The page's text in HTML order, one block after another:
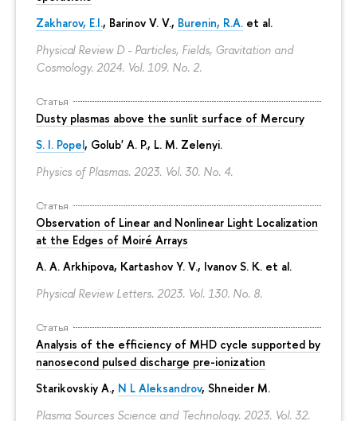
Zakharov, E.I., Barinov V. V., Burenin, R.A. et al.
Physical Review D - Particles, Fields, Gravitation and
Cosmology. 2024. Vol. 109. No. 2.
Статья
Dusty plasmas above the sunlit surface of Mercury
S. I. Popel, Golub' A. P., L. M. Zelenyi.
Physics of Plasmas. 2023. Vol. 30. No. 4.
Статья
Observation of Linear and Nonlinear Light Localization
at the Edges of Moiré Arrays
A. A. Arkhipova, Kartashov Y. V., Ivanov S. K. et al.
Physical Review Letters. 2023. Vol. 130. No. 8.
Статья
Analysis of the efficiency of MHD cycle supported by
nanosecond pulsed discharge pre-ionization
Starikovskiy A., N L Aleksandrov, Shneider M.
Plasma Sources Science and Technology. 2023. Vol. 32.